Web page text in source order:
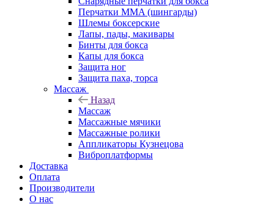
Перчатки MMA (шингарды)
Шлемы боксерские
Лапы, пады, макивары
Бинты для бокса
Капы для бокса
Защита ног
Защита паха, торса
Массаж
Назад
Массаж
Массажные мячики
Массажные ролики
Аппликаторы Кузнецова
Виброплатформы
Доставка
Оплата
Производители
О нас